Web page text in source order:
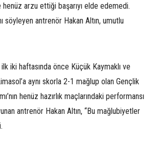
henüz arzu ettiği başarıyı elde edemedi.
söyleyen antrenör Hakan Altın, umutlu
iki haftasında önce Küçük Kaymaklı ve
aynı skorla 2-1 mağlup olan Gençlik
henüz hazırlık maçlarındaki performansı
antrenör Hakan Altın, “Bu mağlubiyetler